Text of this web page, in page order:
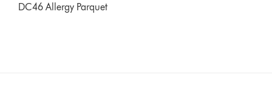
DC46 Allergy Parquet